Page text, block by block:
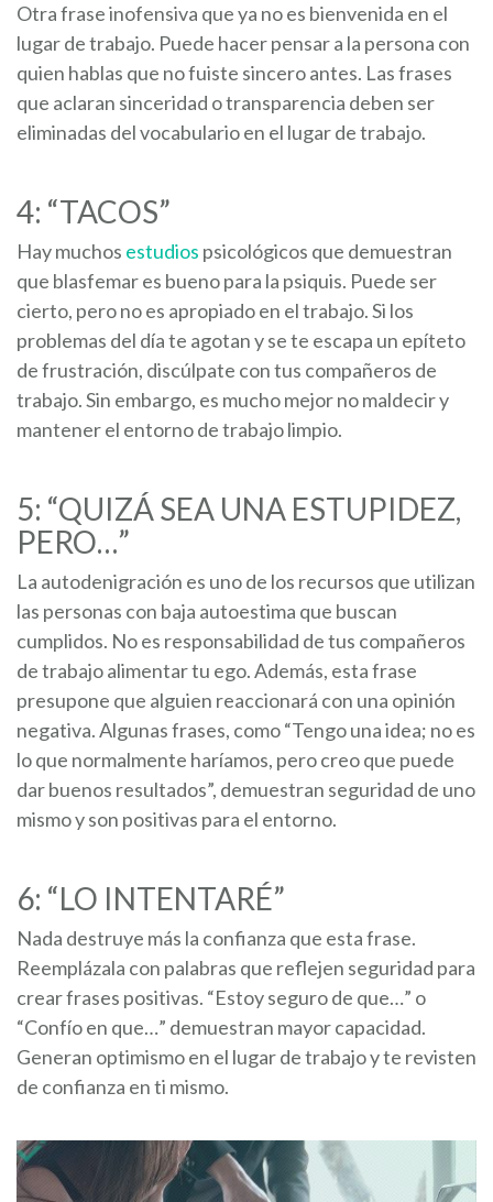
Otra frase inofensiva que ya no es bienvenida en el
lugar de trabajo. Puede hacer pensar a la persona con
quien hablas que no fuiste sincero antes. Las frases
que aclaran sinceridad o transparencia deben ser
eliminadas del vocabulario en el lugar de trabajo.
4: “TACOS”
Hay muchos estudios psicológicos que demuestran
que blasfemar es bueno para la psiquis. Puede ser
cierto, pero no es apropiado en el trabajo. Si los
problemas del día te agotan y se te escapa un epíteto
de frustración, discúlpate con tus compañeros de
trabajo. Sin embargo, es mucho mejor no maldecir y
mantener el entorno de trabajo limpio.
5: “QUIZÁ SEA UNA ESTUPIDEZ,
PERO…”
La autodenigración es uno de los recursos que utilizan
las personas con baja autoestima que buscan
cumplidos. No es responsabilidad de tus compañeros
de trabajo alimentar tu ego. Además, esta frase
presupone que alguien reaccionará con una opinión
negativa. Algunas frases, como “Tengo una idea; no es
lo que normalmente haríamos, pero creo que puede
dar buenos resultados”, demuestran seguridad de uno
mismo y son positivas para el entorno.
6: “LO INTENTARÉ”
Nada destruye más la confianza que esta frase.
Reemplázala con palabras que reflejen seguridad para
crear frases positivas. “Estoy seguro de que…” o
“Confío en que…” demuestran mayor capacidad.
Generan optimismo en el lugar de trabajo y te revisten
de confianza en ti mismo.